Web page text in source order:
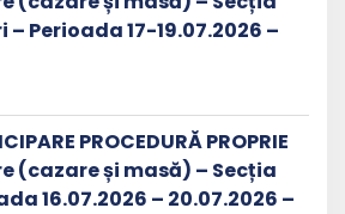
Perioada 17-19.07.2026 –
PROCEDURĂ PROPRIE
(cazare și masă) – Secția
16.07.2026 – 20.07.2026 –